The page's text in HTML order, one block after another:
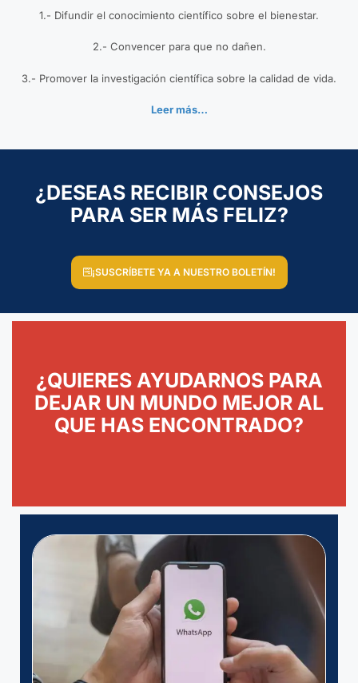
1.- Difundir el conocimiento científico sobre el bienestar.
2.- Convencer para que no dañen.
3.- Promover la investigación científica sobre la calidad de vida.
Leer más…
¿DESEAS RECIBIR CONSEJOS
PARA SER MÁS FELIZ?
¡SUSCRÍBETE YA A NUESTRO BOLETÍN!
¿QUIERES AYUDARNOS PARA
DEJAR UN MUNDO MEJOR AL
QUE HAS ENCONTRADO?